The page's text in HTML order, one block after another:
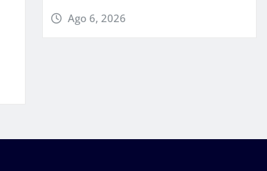
Ago 6, 2026